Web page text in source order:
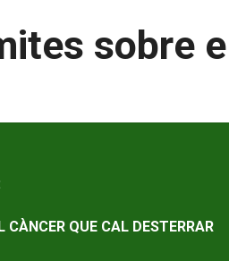
sobre
CÀNCER QUE CAL DESTERRAR